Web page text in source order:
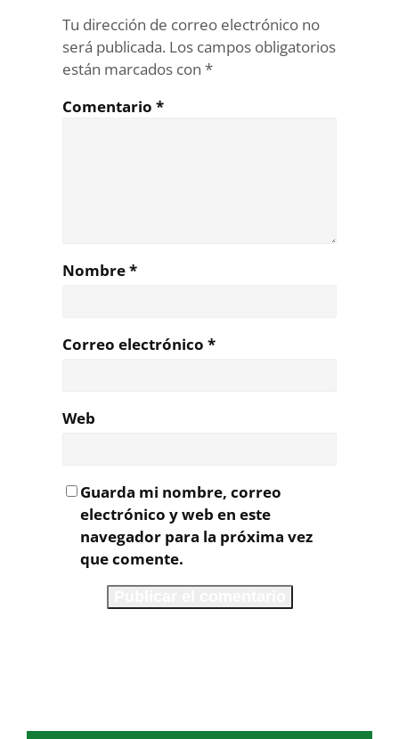
Tu dirección de correo electrónico no
será publicada. Los campos obligatorios
están marcados con *
Comentario *
Nombre*
Correo electrónico *
Web
Guarda mi nombre, correo
electrónico y web en este
navegador para la próxima vez
que comente.